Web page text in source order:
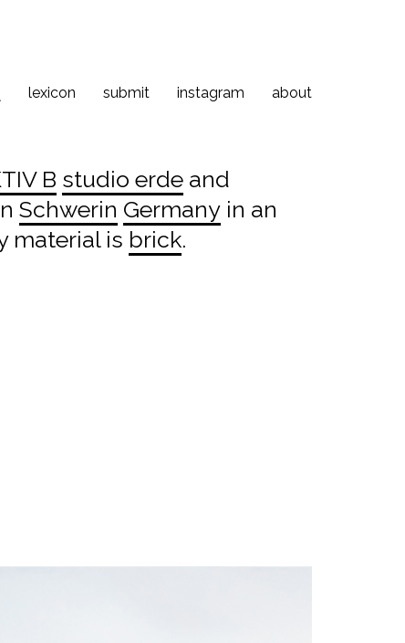
lexicon submit instagram about
B studio erde and
Schwerin Germany in an
material is brick.